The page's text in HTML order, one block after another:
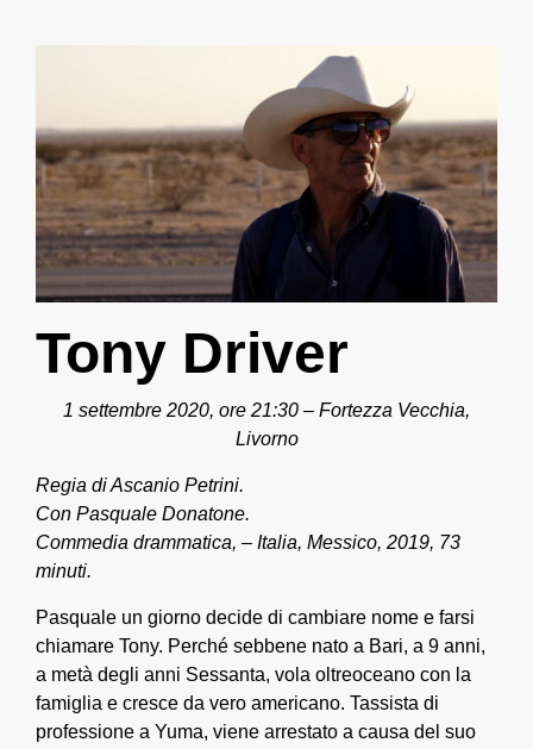
Tony Driver
1 settembre 2020, ore 21:30 – Fortezza Vecchia,
Livorno
Regia di Ascanio Petrini.
Con Pasquale Donatone.
Commedia drammatica, – Italia, Messico, 2019, 73
minuti.
Pasquale un giorno decide di cambiare nome e farsi
chiamare Tony. Perché sebbene nato a Bari, a 9 anni,
a metà degli anni Sessanta, vola oltreoceano con la
famiglia e cresce da vero americano. Tassista di
professione a Yuma, viene arrestato a causa del suo